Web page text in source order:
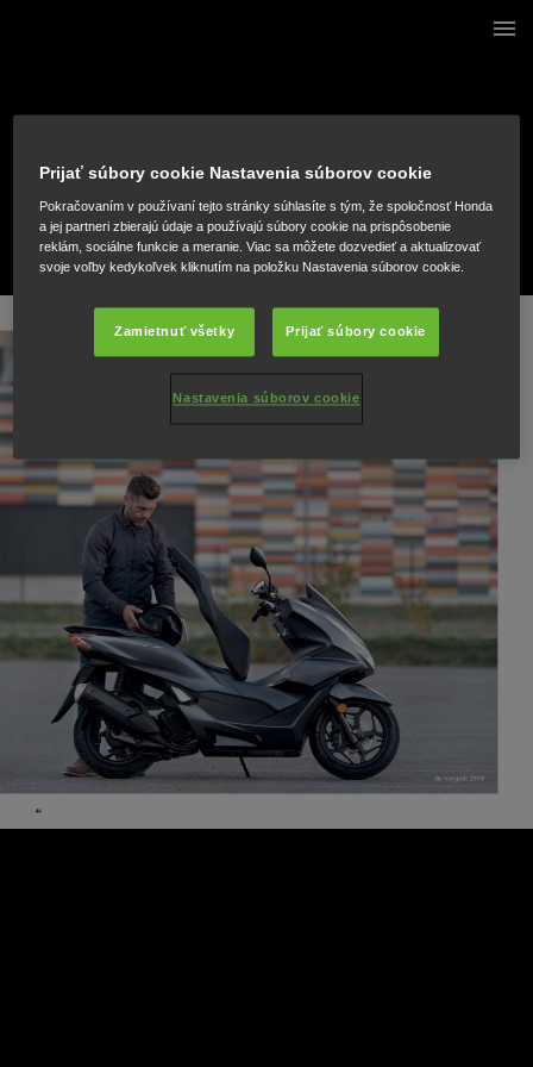
Prijať súbory cookie Nastavenia súborov cookie
Pokračovaním v používaní tejto stránky súhlasíte s tým, že spoločnosť Honda
a jej partneri zbierajú údaje a používajú súbory cookie na prispôsobenie
reklám, sociálne funkcie a meranie. Viac sa môžete dozvedieť a aktualizovať
svoje voľby kedykoľvek kliknutím na položku Nastavenia súborov cookie.
Zamietnuť všetky Prijať súbory cookie
Nastavenia súborov cookie